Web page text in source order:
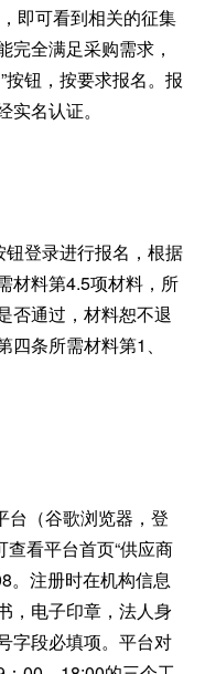
即可看到相关的征集
完全满足采购需求，
按钮，按要求报名。报
名认证。
钮登录进行报名，根据
材料第4.5项材料，所
否通过，材料恕不退
条所需材料第1、
台（谷歌浏览器，登
看平台首页“供应商
。注册时在机构信息
，电子印章，法人身
字段必填项。平台对